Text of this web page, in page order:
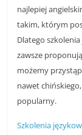
najlepiej
takim, którym
Dlatego
zawsze
możemy
nawet
popularny.
Szkolenia